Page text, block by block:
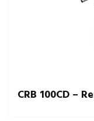
CRB 100CD –